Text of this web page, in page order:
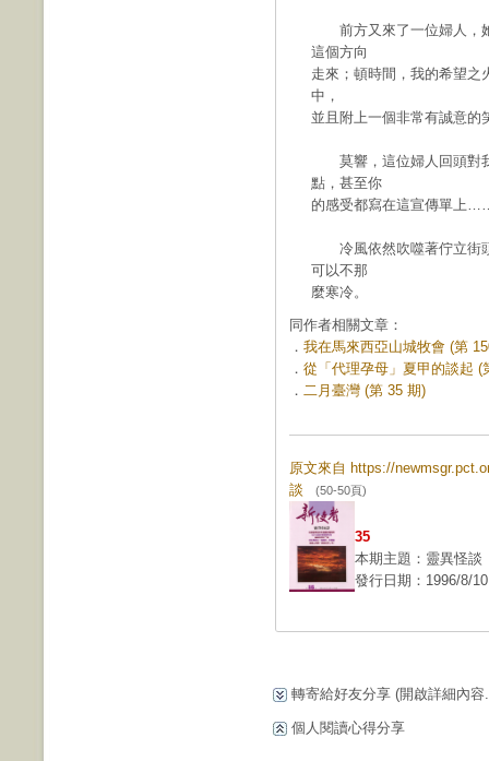
前方又來了一位婦人，她
這個方向
走來；頓時間，我的希望之
中，
並且附上一個非常有誠意的
莫響，這位婦人回頭對
點，甚至你
的感受都寫在這宣傳單上
冷風依然吹噬著佇立街頭
可以不那
麼寒冷。
同作者相關文章：
． 我在馬來西亞山城牧會 (第
． 從「代理孕母」夏甲的談起 (
． 二月臺灣 (第 35 期)
原文來自 https://
談 (50-50頁)
35
本期主題：靈異怪談
發行日期：1996/8/10
轉寄給好友分享 (開啟詳細內容
個人閱讀心得分享